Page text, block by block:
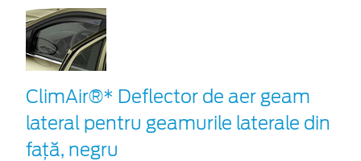
ClimAir®* Deflector de aer geam
lateral pentru geamurile laterale din
faţă, negru